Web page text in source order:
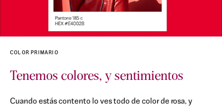
COLOR PRIMARIO
Tenemos colores, y sentimientos
Cuando estás contento lo ves todo de color de rosa, y